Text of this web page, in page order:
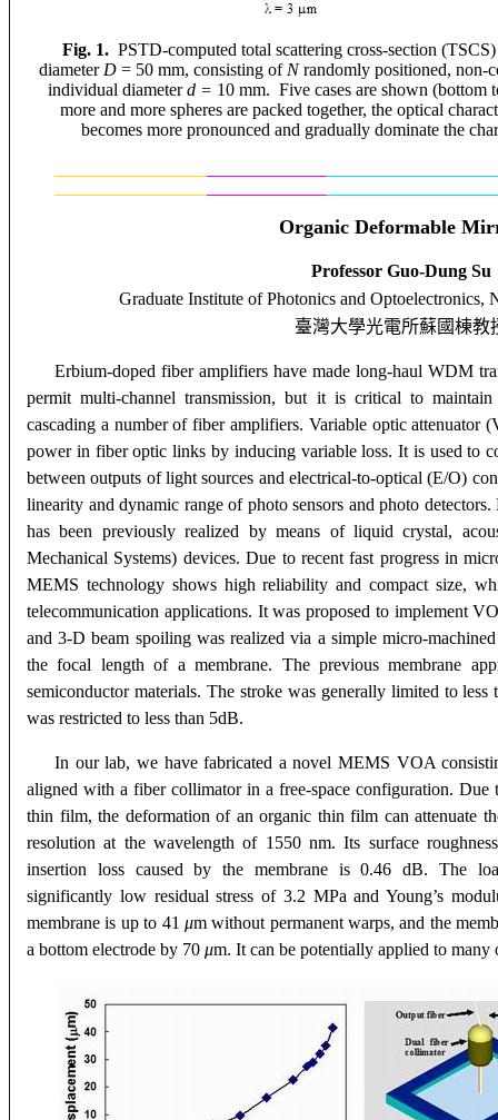
Fig. 1. PSTD-computed total scattering cross-section
diameterD = 50 mm, consisting of Nrandomly positioned, non-
individual diameterd = 10 mm. Five cases are shown (bottom
more and more spheres are packed together, the optical
becomes more pronounced and gradually dominate the
Organic Deformable
Professor Guo-Dung Su
Graduate Institute of Photonics and Optoelectronics,
臺灣大學光電所蘇國棟教
Erbium-doped fiber amplifiers have made long-haul WDM
permit multi-channel transmission, but it is critical to
cascading a number of fiber amplifiers. Variable optic attenuator
power in fiber optic links by inducing variable loss. It is used to
between outputs of light sources and electrical-to-optical (E/O)
linearity and dynamic range of photo sensors and photo
has been previously realized by means of liquid crystal,
Mechanical Systems) devices. Due to recent fast progress in
MEMS technology shows high reliability and compact size,
telecommunication applications. It was proposed to implement
and 3-D beam spoiling was realized via a simple micro-
the focal length of a membrane. The previous membrane
semiconductor materials. The stroke was generally limited to
was restricted to less than 5dB.
In our lab, we have fabricated a novel MEMS VOA
aligned with a fiber collimator in a free-space configuration. Due
thin film, the deformation of an organic thin film can attenuate
resolution at the wavelength of 1550 nm. Its surface
insertion loss caused by the membrane is 0.46 dB. The
significantly low residual stress of 3.2 MPa and Young’s
membrane is up to 41 μm without permanent warps, and the
a bottom electrode by 70 μm. It can be potentially applied to many